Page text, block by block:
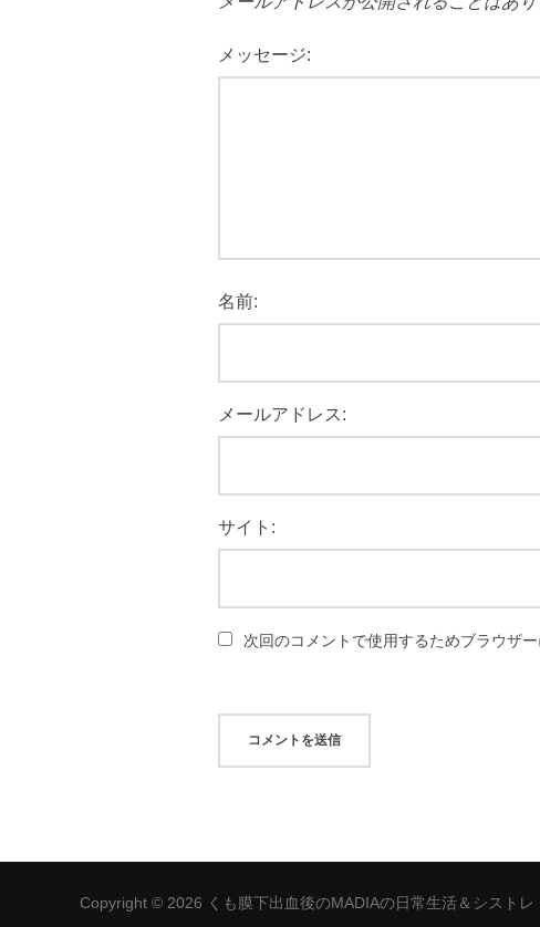
メッセージ:
名前:
メールアドレス:
サイト:
次回のコメントで使用するためブラウザ
Copyright © 2026 くも膜下出血後のMADIAの日常生活＆シストレ